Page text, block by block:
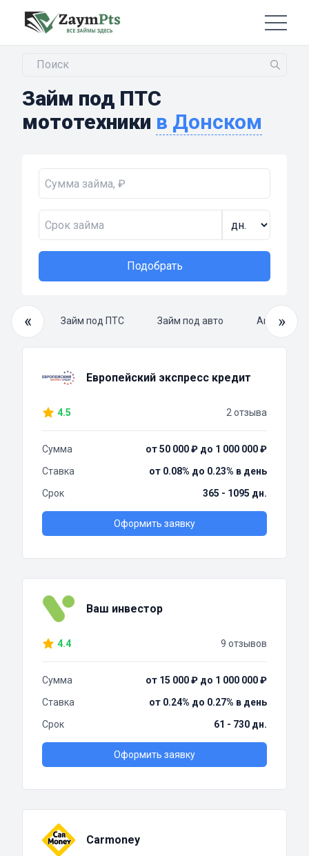
Займ под ПТС
мототехники
в Донском
Подобрать
«
займ Займ под ПТС Займ под авто »
Европейский экспресс кредит
4.5 2 отзыва
Сумма
от 50 000 ₽ до 1 000 000 ₽
Ставка
от 0.08% до 0.23% в день
Срок
365 - 1095 дн.
Оформить заявку
Ваш инвестор
4.4 9 отзывов
Сумма
от 15 000 ₽ до 1 000 000 ₽
Ставка
от 0.24% до 0.27% в день
Срок
61 - 730 дн.
Оформить заявку
Carmoney